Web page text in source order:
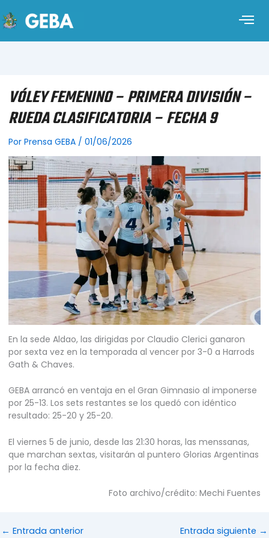
VÓLEY FEMENINO – PRIMERA DIVISIÓN –
RUEDA CLASIFICATORIA – FECHA 9
Por Prensa GEBA / 01/06/2026
En la sede Aldao, las dirigidas por Claudio Clerici ganaron
por sexta vez en la temporada al vencer por 3-0 a Harrods
Gath & Chaves.
GEBA arrancó en ventaja en el Gran Gimnasio al imponerse
por 25-13. Los sets restantes se los quedó con idéntico
resultado: 25-20 y 25-20.
El viernes 5 de junio, desde las 21:30 horas, las menssanas,
que marchan sextas, visitarán al puntero Glorias Argentinas
por la fecha diez.
Foto archivo/crédito: Mechi Fuentes
← Entrada anterior Entrada siguiente →